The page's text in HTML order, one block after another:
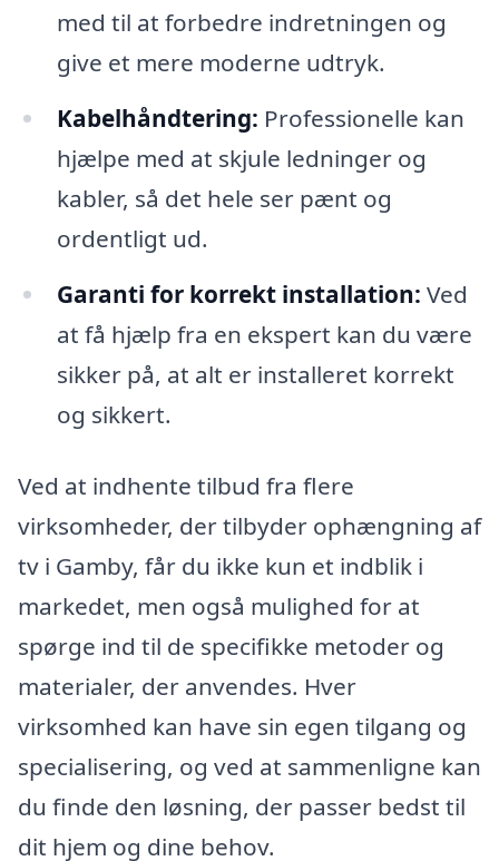
med til at forbedre indretningen og
give et mere moderne udtryk.
Kabelhåndtering: Professionelle kan
hjælpe med at skjule ledninger og
kabler, så det hele ser pænt og
ordentligt ud.
Garanti for korrekt installation: Ved
at få hjælp fra en ekspert kan du være
sikker på, at alt er installeret korrekt
og sikkert.
Ved at indhente tilbud fra flere
virksomheder, der tilbyder ophængning af
tv i Gamby, får du ikke kun et indblik i
markedet, men også mulighed for at
spørge ind til de specifikke metoder og
materialer, der anvendes. Hver
virksomhed kan have sin egen tilgang og
specialisering, og ved at sammenligne kan
du finde den løsning, der passer bedst til
dit hjem og dine behov.